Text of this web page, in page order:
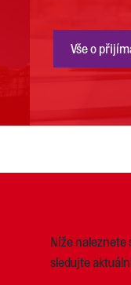
Vše o
Níže naleznete
sledujte